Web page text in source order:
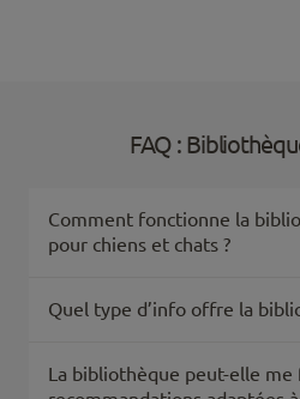
FAQ :
Comment fonctionne la
pour chiens et chats ?
Quel type d’info offre la
La bibliothèque peut-elle me